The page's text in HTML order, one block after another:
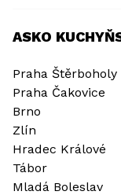
ASKO
Praha Štěrboholy
Praha Čakovice
Brno
Zlín
Hradec Králové
Tábor
Mladá Boleslav